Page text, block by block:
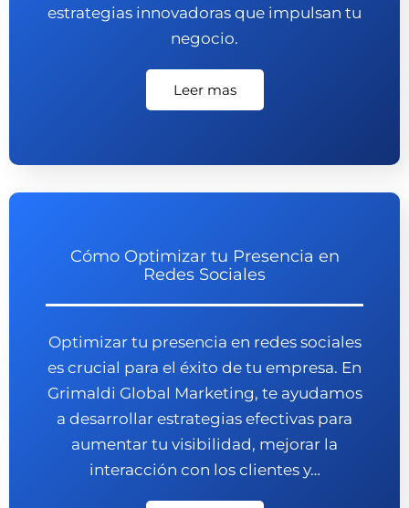
estrategias innovadoras que impulsan tu
negocio.
Leer mas
Cómo Optimizar tu Presencia en
Redes Sociales
Optimizar tu presencia en redes sociales
es crucial para el éxito de tu empresa. En
Grimaldi Global Marketing, te ayudamos
a desarrollar estrategias efectivas para
aumentar tu visibilidad, mejorar la
interacción con los clientes y…